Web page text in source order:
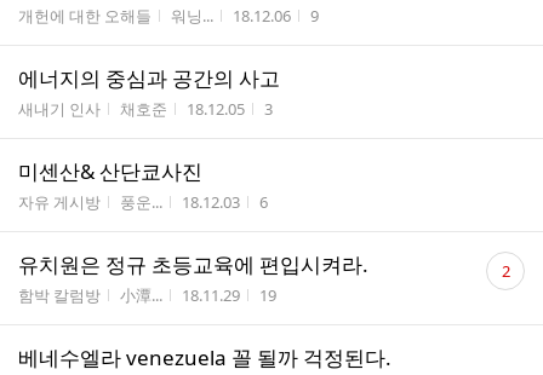
게시판명
개헌에 대한 오해들 작성자
워닝... 작성시간
18.12.06 조회수
9
에너지의 중심과 공간의 사고
게시판명
새내기 인사 작성자
채호준 작성시간
18.12.05 조회수
3
미센산& 산단쿄사진
게시판명
자유 게시방 작성자
풍운... 작성시간
18.12.03 조회수
6
유치원은 정규 초등교육에 편입시켜라.
게시판명
함박 칼럼방 작성자
小潭... 작성시간
18.11.29 조회수
19
댓
글 2
베네수엘라 venezuela 꼴 될까 걱정된다.